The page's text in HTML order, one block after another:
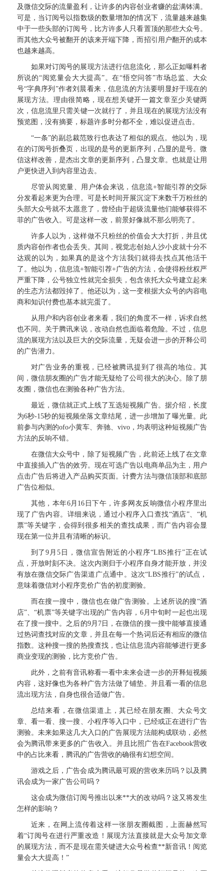
及微信交际的流量盈利，让许多的内容创业者赚的盆满钵满。
可是，当订阅号以指数级的数量增加的情况下，流量越来越集
中于一些头部的订阅号，比方许多人只看置顶的那些大众号。
而其他大众号被翻开的该来开端下降，而招引用户翻开的成本
也越来越高。
如果对订阅号的展现方法进行信息流化，那么正如曝料者
所说的“阅览量会大大提高”。在“悟空问答”市场总监、大众
号“字典序列”作者刘晨看来，信息流的方法要明显好于现在的
展现方法。理由很简略，现在想关键开一篇文章至少关键两
次，信息流里只需关键一次就行了，并且现在的展现方法没有
预览图，没有摘要，标题许多时分都不全，难以促进点击。
“一条”的副总裁范致行也表达了相似的观点。他以为，现
在的订阅号折叠页，出现的是号的更新序列，凸显的是号。微
信这样改善，是杰出文章的更新序列，凸显文章。也就是让用
户更快进入到内容里边去。
尽管从阅览量、用户体会来说，信息流+智能引荐的交际
分发看起来更为合理。可是长时间开展沉淀下来数千万粉丝的
头部大众号就不太愿意了，曾经由于超级流量他们能够获得不
菲的广告收入。可是这样一改，前景好像就不那么明亮了。
许多人以为，这样做不只粉丝的价值会大大打折，并且优
质内容创作者也会丢失。其间，视觉志创始人沙小皮就十分不
达观的以为，如果真的是这个方法我们就得去找点其他活干
了。他以为，信息流+智能引荐+广告的方法，会使得粉丝权严
严重下降，公号独立性就完全损失，包含依托大众号建立起来
的生态方法都毁掉了。他还以为，这一变根据大众号的内容电
商和知识付费也基本就完蛋了。
从用户和内容创业者来看，我们的角度不一样，诉求自然
也不同。关于腾讯来说，改动自然也面临着危险。不过，信息
流的展现方法以及巨大的交际流量，无疑会进一步的开释公司
的广告潜力。
对广告业务的重视，已经被腾讯提到了很高的地位。其
间，微信朋友圈的广告才能无疑给了公司很大的决心。除了朋
友圈，微信也在测验各种广告方法。
最近，微信就正式上线了互选短视频广告。据介绍，长度
为6秒-15秒的短视频坐落文章结尾，进一步增加了曝光量。此
前参与内测的ofo小黄车、奔驰、vivo，均表明这种短视频广告
方法的反响不错。
在微信大众号中，除了短视频广告，此前还上线了在文章
中直接插入广告的效劳。现在可选广告以电商单品为主，用户
点击广告后将进入产品购买页面。计费方法与微信顶部和底部
广告位相似。
其他，本年6月16日下午，许多网友反响微信小程序里出
现了广告内容。详细来说，通过小程序入口查找“酒店”、“机
票”等关键字，会得到很多相关的查找成果，而广告内容会显
现在第一位并且有清晰的标识。
到了9月5日，微信宣告附近的小程序“LBS推行”正在试
点，开放时刻不决。这次内测归于小程序自身才能开放，并没
有放在微信交际广告渠道广点通中。这次“LBS推行”的试点，
意味着微信对小程序竞价广告的初度测验。
而在搜一搜中，微信也在做广告测验。上述所说的搜“酒
店”、“机票”等关键字出现的广告内容，6月中旬时一起也出现
在了搜一搜中。之后的9月7日，在微信的搜一搜中能够直接通
过热词查找对应的文章，并且在每一个热词后还有相应的微信
指数。这种搜一搜的热搜查找，也让信息流内容能够进行更多
商业变现的测验，比方竞价广告。
此外，之前有音讯称看一看中未来会进一步的开释短视频
内容，这好像也为各种广告方法做了铺垫。并且看一看的信息
流出现方法，自身也很合适做广告。
总结来看，在微信渠道上，其已经在朋友圈、大众号文
章、看一看、搜一搜、小程序等入口中，已经或正在进行广告
测验。未来如果这几大入口的广告展现方法能构成联动，必然
会为腾讯带来更多的广告收入。并且比照广告在Facebook营收
中的占比来看，腾讯的广告营收的确很有幻想空间。
游戏之后，广告会成为腾讯最可观的营收来历吗？以及腾
讯会成为一家广告公司吗？
这会成为微信订阅号推出以来**大的改动吗？这又将发生
怎样的影响？
近来，在网上流传着这样一张朋友圈截图，上面赫然写
着“订阅号在进行严重改造！展现方法直接就是大众号加文章
的展现方法，而不是现在需关键进大众号检查**新音讯！阅览
量会大大提高！”